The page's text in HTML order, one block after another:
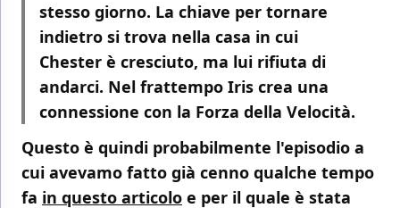
stesso giorno. La chiave per tornare
indietro si trova nella casa in cui
Chester è cresciuto, ma lui rifiuta di
andarci. Nel frattempo Iris crea una
connessione con la Forza della Velocità.
Questo è quindi probabilmente l'episodio a
cui avevamo fatto già cenno qualche tempo
fa in questo articolo e per il quale è stata